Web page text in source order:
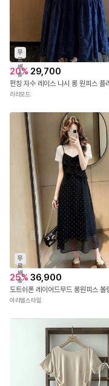
무
료
배
송
20% 29,700
리리모드
무
료
배
송
25% 36,900
아리엘스타일